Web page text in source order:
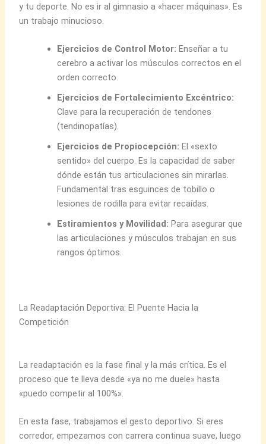
y tu deporte. No es ir al gimnasio a «hacer máquinas». Es
un trabajo minucioso.
Ejercicios de Control Motor: Enseñar a tu
cerebro a activar los músculos correctos en el
orden correcto.
Ejercicios de Fortalecimiento Excéntrico:
Clave para la recuperación de tendones
(tendinopatías).
Ejercicios de Propiocepción: El «sexto
sentido» del cuerpo. Es la capacidad de saber
dónde están tus articulaciones sin mirarlas.
Fundamental tras esguinces de tobillo o
lesiones de rodilla para evitar recaídas.
Estiramientos y Movilidad: Para asegurar que
las articulaciones y músculos trabajan en sus
rangos óptimos.
La Readaptación Deportiva: El Puente Hacia la
Competición
La readaptación es la fase final y la más crítica. Es el
proceso que te lleva desde «ya no me duele» hasta
«puedo competir al 100%».
En esta fase, trabajamos el gesto deportivo. Si eres
corredor, empezamos con carrera continua suave, luego